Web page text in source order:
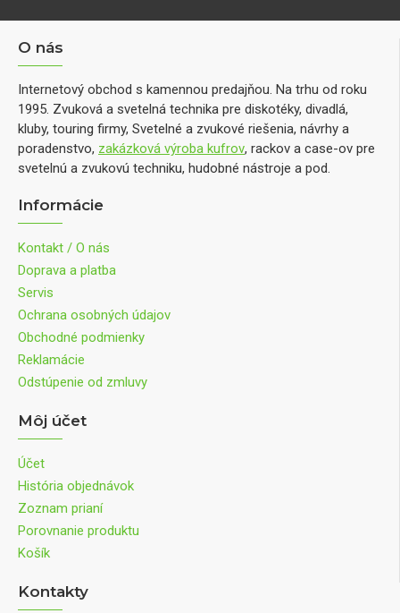
O nás
Internetový obchod s kamennou predajňou. Na trhu od roku
1995. Zvuková a svetelná technika pre diskotéky, divadlá,
kluby, touring firmy, Svetelné a zvukové riešenia, návrhy a
poradenstvo, zakázková výroba kufrov, rackov a case-ov pre
svetelnú a zvukovú techniku, hudobné nástroje a pod.
Informácie
Kontakt / O nás
Doprava a platba
Servis
Ochrana osobných údajov
Obchodné podmienky
Reklamácie
Odstúpenie od zmluvy
Môj účet
Účet
História objednávok
Zoznam prianí
Porovnanie produktu
Košík
Kontakty